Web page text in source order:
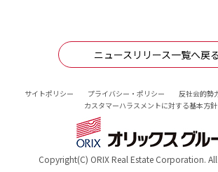
ニュースリリース一覧へ戻る
サイトポリシー プライバシー・ポリシー
反社会的勢
カスタマーハラスメントに対する基本方針
Copyright(C) ORIX Real Estate Corporation.